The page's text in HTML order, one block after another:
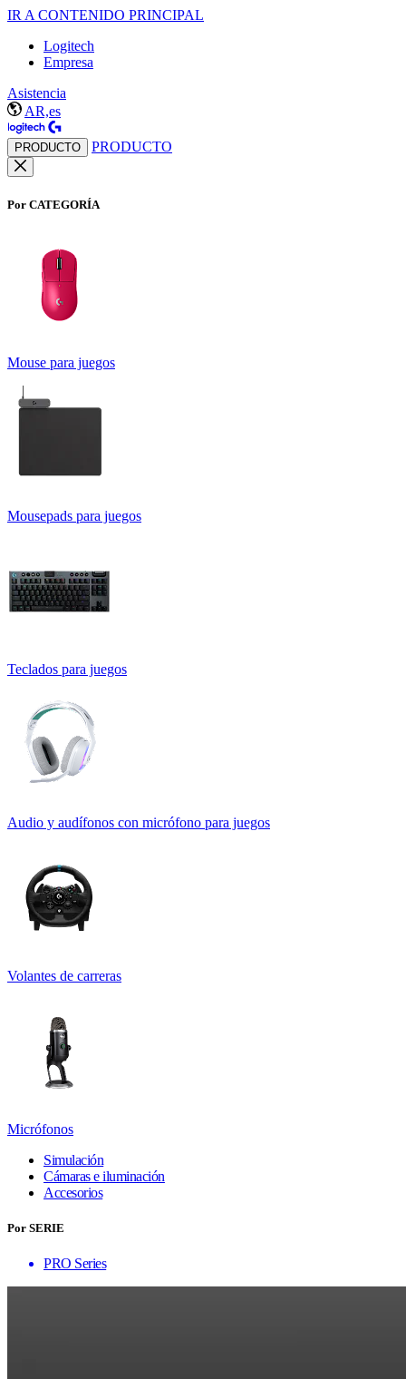
IR A CONTENIDO PRINCIPAL
Logitech
Empresa
Asistencia
AR,es
PRODUCTO PRODUCTO
Por CATEGORÍA
Mouse para juegos
Mousepads para juegos
Teclados para juegos
Audio y audífonos con micrófono para juegos
Volantes de carreras
Micrófonos
Simulación
Cámaras e iluminación
Accesorios
Por SERIE
PRO Series